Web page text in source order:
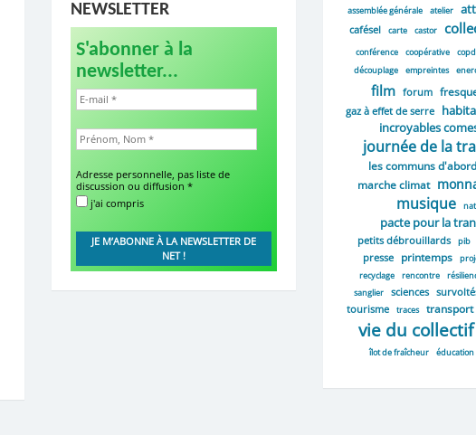
NEWSLETTER
S'abonner à la
newsletter...
Adresse personnelle, pas liste de
discussion ou diffusion *
j'ai compris
assemblée générale
atelier
cafésel carte castor
conférence
coopérative
découplage empreintes
film forum
gaz à effet de serre
incroyables
journée de la
les communs d'abord
marche climat
musique
pacte pour la
petits débrouillards pib
presse printemps
recyclage
rencontre
sanglier
sciences
tourisme traces transport
vie du collectif
îlot de fraîcheur
éducation